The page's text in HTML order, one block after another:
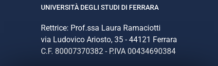
UNIVERSITÀ DEGLI STUDI DI FERRARA
Rettrice: Prof.ssa Laura Ramaciotti
via Ludovico Ariosto, 35 - 44121 Ferrara
C.F. 80007370382 - P.IVA 00434690384